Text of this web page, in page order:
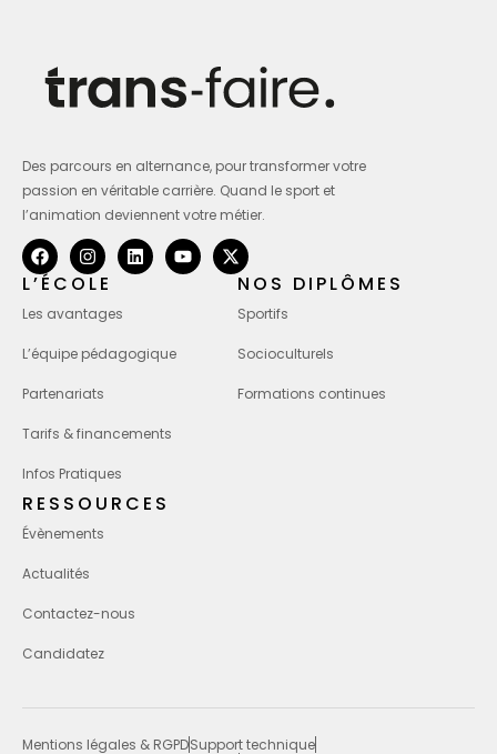
Des parcours en alternance, pour transformer votre
passion en véritable carrière. Quand le sport et
l’animation deviennent votre métier.
L’ÉCOLE
Les avantages
L’équipe pédagogique
Partenariats
Tarifs & financements
Infos Pratiques
NOS DIPLÔMES
Sportifs
Socioculturels
Formations continues
RESSOURCES
Évènements
Actualités
Contactez-nous
Candidatez
Mentions légales & RGPDSupport technique